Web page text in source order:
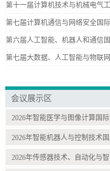
第十一届计算机技术与机械电气
第七届计算机通信与网络安全国际
第六届人工智能、机器人和通信
第七届大数据、人工智能与物联
会议展示区
2026年智能医学与图像计算国
2026年智能机器人与控制技术
2026年传感器技术、自动化与